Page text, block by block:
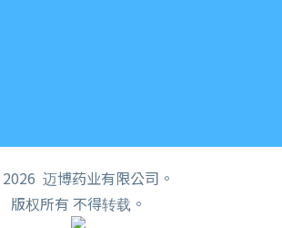
2026 迈博药业有限公司。
版权所有 不得转载。